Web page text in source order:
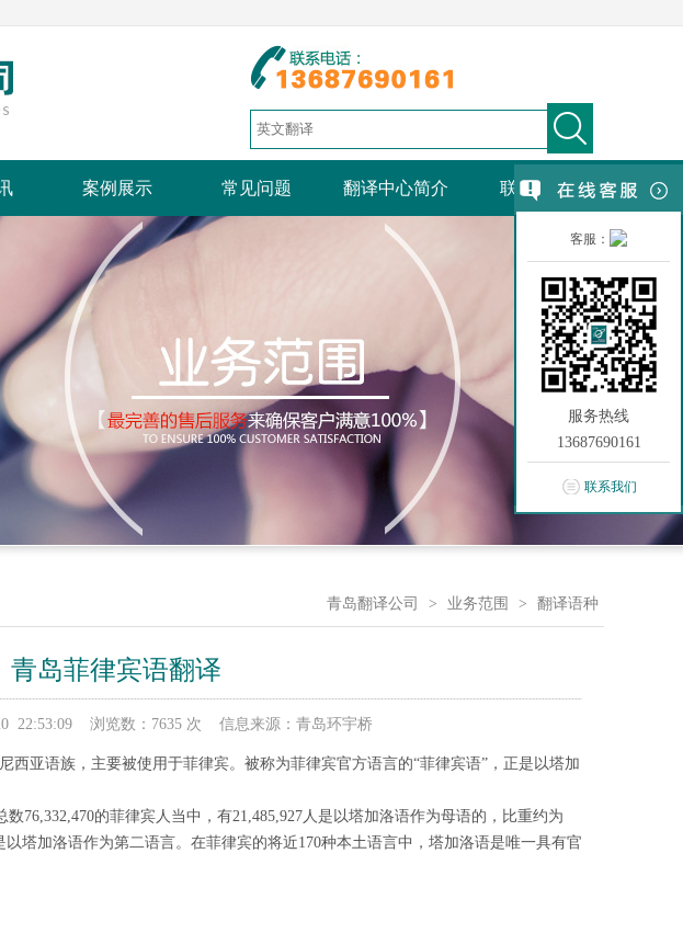
客服：
服务热线
13687690161
联系我们
案例展示 常见问题 翻译中心简介 联系我们
青岛翻译公司 > 业务范围 > 翻译语种
青岛菲律宾语翻译
22:53:09 浏览数：7635 次 信息来源：青岛环宇桥
西亚语族，主要被使用于菲律宾。被称为菲律宾官方语言的“菲律宾语”，正是以塔加
76,332,470的菲律宾人当中，有21,485,927人是以塔加洛语作为母语的，比重约为
塔加洛语作为第二语言。在菲律宾的将近170种本土语言中，塔加洛语是唯一具有官